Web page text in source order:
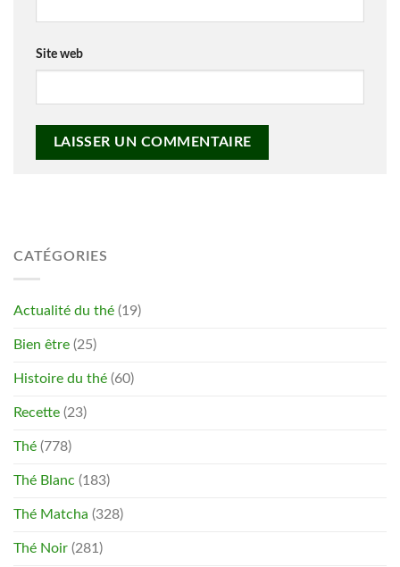
Site web
CATÉGORIES
Actualité du thé (19)
Bien être (25)
Histoire du thé (60)
Recette (23)
Thé (778)
Thé Blanc (183)
Thé Matcha (328)
Thé Noir (281)